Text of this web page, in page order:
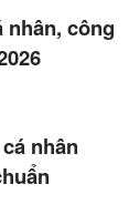
nhân, công
nhân